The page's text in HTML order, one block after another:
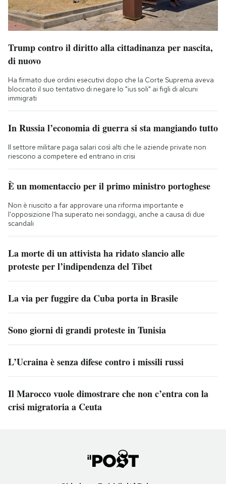
Trump contro il diritto alla cittadinanza per nascita,
di nuovo
Ha firmato due ordini esecutivi dopo che la Corte Suprema aveva
bloccato il suo tentativo di negare lo "ius soli" ai figli di alcuni
immigrati
In Russia l’economia di guerra si sta mangiando tutto
Il settore militare paga salari così alti che le aziende private non
riescono a competere ed entrano in crisi
È un momentaccio per il primo ministro portoghese
Non è riuscito a far approvare una riforma importante e
l'opposizione l'ha superato nei sondaggi, anche a causa di due
scandali
La morte di un attivista ha ridato slancio alle
proteste per l’indipendenza del Tibet
La via per fuggire da Cuba porta in Brasile
Sono giorni di grandi proteste in Tunisia
L’Ucraina è senza difese contro i missili russi
Il Marocco vuole dimostrare che non c’entra con la
crisi migratoria a Ceuta